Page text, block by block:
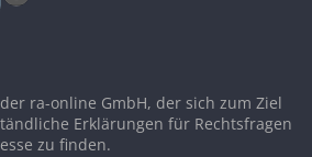
ra-online GmbH, der sich zum Ziel
Erklärungen für Rechtsfragen
zu finden.